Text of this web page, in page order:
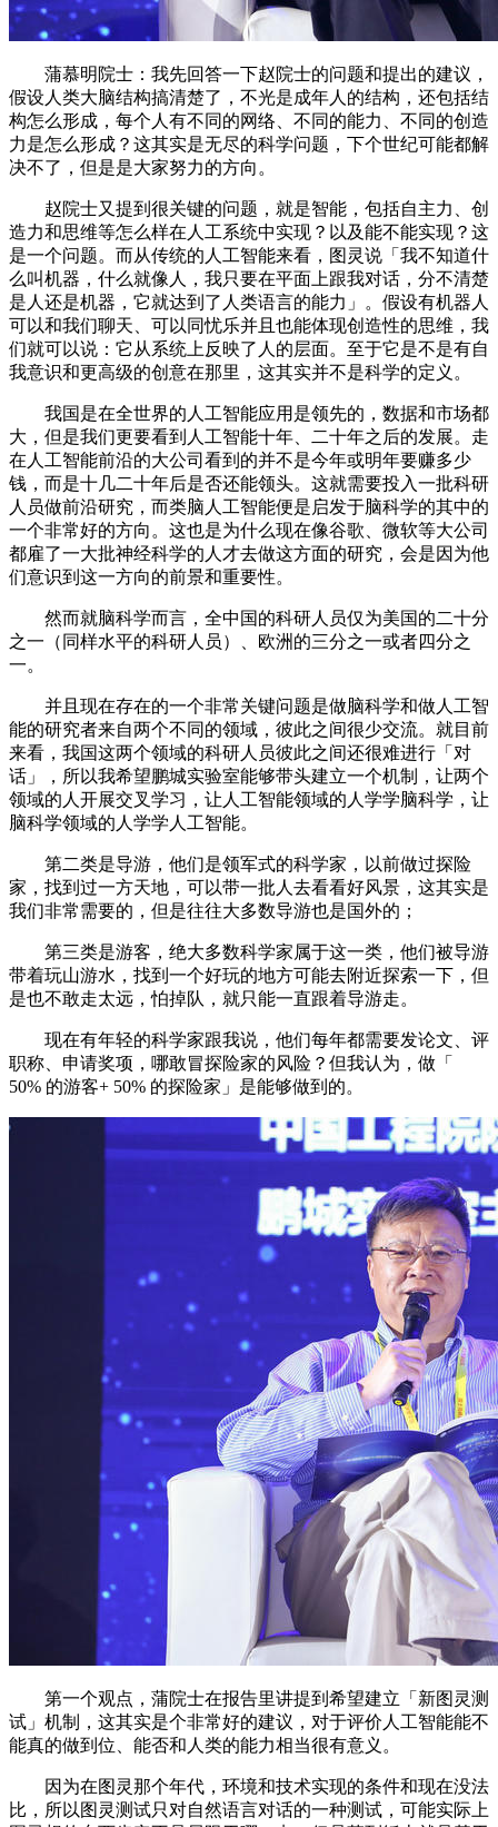
蒲慕明院士：我先回答一下赵院士的问题和提出的建议，
假设人类大脑结构搞清楚了，不光是成年人的结构，还包括结
构怎么形成，每个人有不同的网络、不同的能力、不同的创造
力是怎么形成？这其实是无尽的科学问题，下个世纪可能都解
决不了，但是是大家努力的方向。
赵院士又提到很关键的问题，就是智能，包括自主力、创
造力和思维等怎么样在人工系统中实现？以及能不能实现？这
是一个问题。而从传统的人工智能来看，图灵说「我不知道什
么叫机器，什么就像人，我只要在平面上跟我对话，分不清楚
是人还是机器，它就达到了人类语言的能力」。假设有机器人
可以和我们聊天、可以同忧乐并且也能体现创造性的思维，我
们就可以说：它从系统上反映了人的层面。至于它是不是有自
我意识和更高级的创意在那里，这其实并不是科学的定义。
我国是在全世界的人工智能应用是领先的，数据和市场都
大，但是我们更要看到人工智能十年、二十年之后的发展。走
在人工智能前沿的大公司看到的并不是今年或明年要赚多少
钱，而是十几二十年后是否还能领头。这就需要投入一批科研
人员做前沿研究，而类脑人工智能便是启发于脑科学的其中的
一个非常好的方向。这也是为什么现在像谷歌、微软等大公司
都雇了一大批神经科学的人才去做这方面的研究，会是因为他
们意识到这一方向的前景和重要性。
然而就脑科学而言，全中国的科研人员仅为美国的二十分
之一（同样水平的科研人员）、欧洲的三分之一或者四分之
一。
并且现在存在的一个非常关键问题是做脑科学和做人工智
能的研究者来自两个不同的领域，彼此之间很少交流。就目前
来看，我国这两个领域的科研人员彼此之间还很难进行「对
话」，所以我希望鹏城实验室能够带头建立一个机制，让两个
领域的人开展交叉学习，让人工智能领域的人学学脑科学，让
脑科学领域的人学学人工智能。
第二类是导游，他们是领军式的科学家，以前做过探险
家，找到过一方天地，可以带一批人去看看好风景，这其实是
我们非常需要的，但是往往大多数导游也是国外的；
第三类是游客，绝大多数科学家属于这一类，他们被导游
带着玩山游水，找到一个好玩的地方可能去附近探索一下，但
是也不敢走太远，怕掉队，就只能一直跟着导游走。
现在有年轻的科学家跟我说，他们每年都需要发论文、评
职称、申请奖项，哪敢冒探险家的风险？但我认为，做「
50% 的游客+ 50% 的探险家」是能够做到的。
第一个观点，蒲院士在报告里讲提到希望建立「新图灵测
试」机制，这其实是个非常好的建议，对于评价人工智能能不
能真的做到位、能否和人类的能力相当很有意义。
因为在图灵那个年代，环境和技术实现的条件和现在没法
比，所以图灵测试只对自然语言对话的一种测试，可能实际上